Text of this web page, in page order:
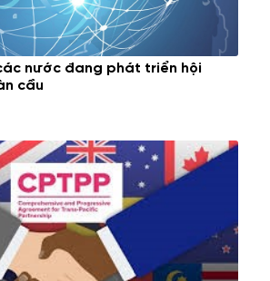
nước đang phát triển hội
cầu